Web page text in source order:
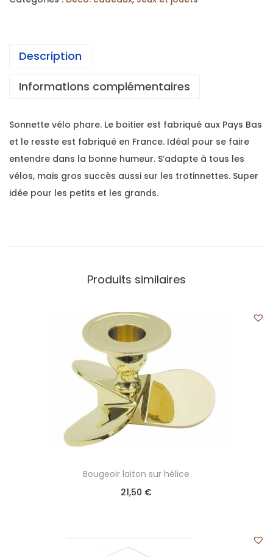
Description
Informations complémentaires
Sonnette vélo phare. Le boitier est fabriqué aux Pays Bas
et le resste est fabriqué en France. Idéal pour se faire
entendre dans la bonne humeur. S’adapte à tous les
vélos, mais gros succès aussi sur les trotinnettes. Super
idée pour les petits et les grands.
Produits similaires
Bougeoir laiton sur hélice
21,50 €